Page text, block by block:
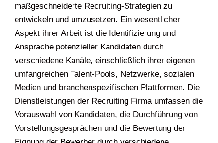
maßgeschneiderte Recruiting-Strategien zu
entwickeln und umzusetzen. Ein wesentlicher
Aspekt ihrer Arbeit ist die Identifizierung und
Ansprache potenzieller Kandidaten durch
verschiedene Kanäle, einschließlich ihrer eigenen
umfangreichen Talent-Pools, Netzwerke, sozialen
Medien und branchenspezifischen Plattformen. Die
Dienstleistungen der Recruiting Firma umfassen die
Vorauswahl von Kandidaten, die Durchführung von
Vorstellungsgesprächen und die Bewertung der